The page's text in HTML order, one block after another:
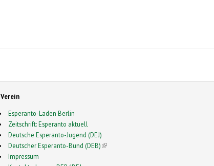
Verein
Esperanto-Laden Berlin
Zeitschrift: Esperanto aktuell
Deutsche Esperanto-Jugend (DEJ)
Deutscher Esperanto-Bund (DEB)(link is external)
Impressum